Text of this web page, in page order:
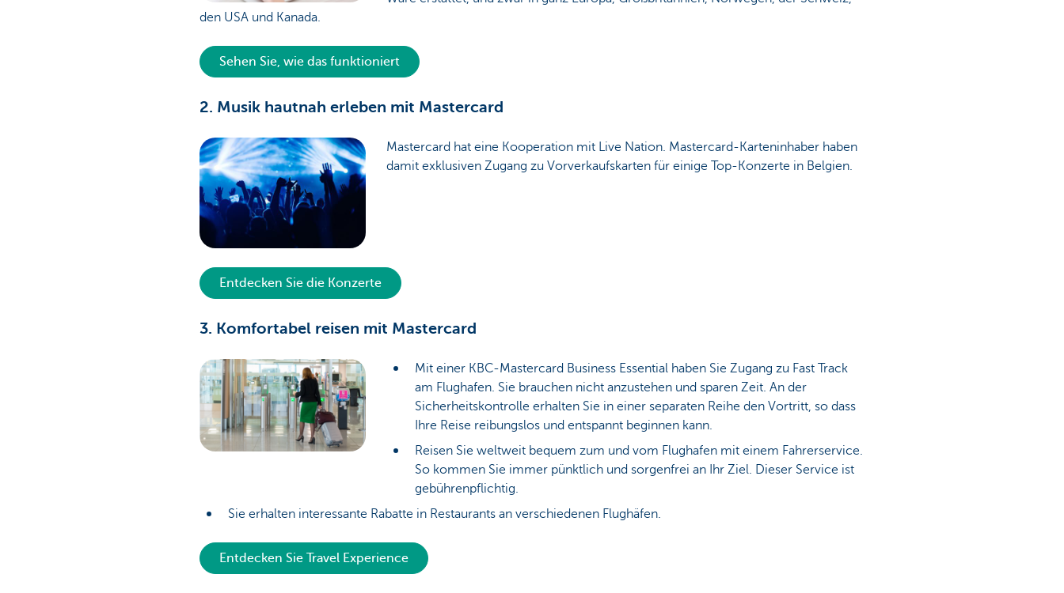
den USA und Kanada.
Sehen Sie, wie das funktioniert
2. Musik hautnah erleben mit Mastercard
Mastercard hat eine Kooperation mit Live Nation. Mastercard-Karteninhaber haben
damit exklusiven Zugang zu Vorverkaufskarten für einige Top-Konzerte in Belgien.
Entdecken Sie die Konzerte
3. Komfortabel reisen mit Mastercard
Mit einer KBC-Mastercard Business Essential haben Sie Zugang zu Fast Track
am Flughafen. Sie brauchen nicht anzustehen und sparen Zeit. An der
Sicherheitskontrolle erhalten Sie in einer separaten Reihe den Vortritt, so dass
Ihre Reise reibungslos und entspannt beginnen kann.
Reisen Sie weltweit bequem zum und vom Flughafen mit einem Fahrerservice.
So kommen Sie immer pünktlich und sorgenfrei an Ihr Ziel. Dieser Service ist
gebührenpflichtig.
Sie erhalten interessante Rabatte in Restaurants an verschiedenen Flughäfen.
Entdecken Sie Travel Experience